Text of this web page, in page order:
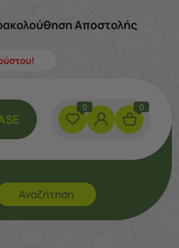
Αποστολής
0 0
Αναζήτηση